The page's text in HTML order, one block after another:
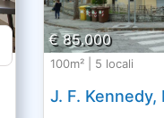
€ 85.000
100m² | 5 locali
J. F. Kennedy,